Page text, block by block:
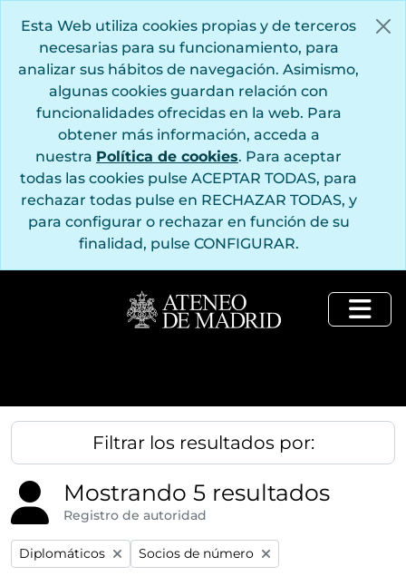
Esta Web utiliza cookies propias y de terceros
necesarias para su funcionamiento, para
analizar sus hábitos de navegación. Asimismo,
algunas cookies guardan relación con
funcionalidades ofrecidas en la web. Para
obtener más información, acceda a
nuestra Política de cookies. Para aceptar
todas las cookies pulse ACEPTAR TODAS, para
rechazar todas pulse en RECHAZAR TODAS, y
para configurar o rechazar en función de su
finalidad, pulse CONFIGURAR.
Filtrar los resultados por:
Mostrando 5 resultados
Registro de autoridad
Remove filter:
Diplomáticos Remove filter:
Socios de número